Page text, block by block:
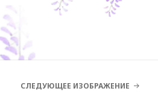
СЛЕДУЮЩЕЕ ИЗОБРАЖЕНИЕ